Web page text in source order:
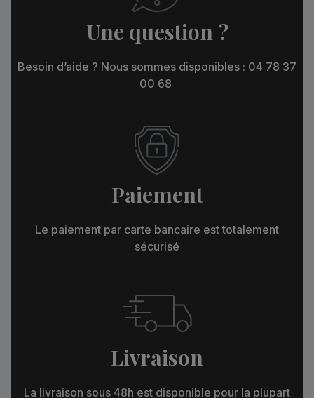
Une question ?
Besoin d’aide ? Nous sommes disponibles : 04 78 37
00 68
Paiement
Le paiement par carte bancaire est totalement
sécurisé
Livraison
La livraison sous 48h est disponible pour la plupart